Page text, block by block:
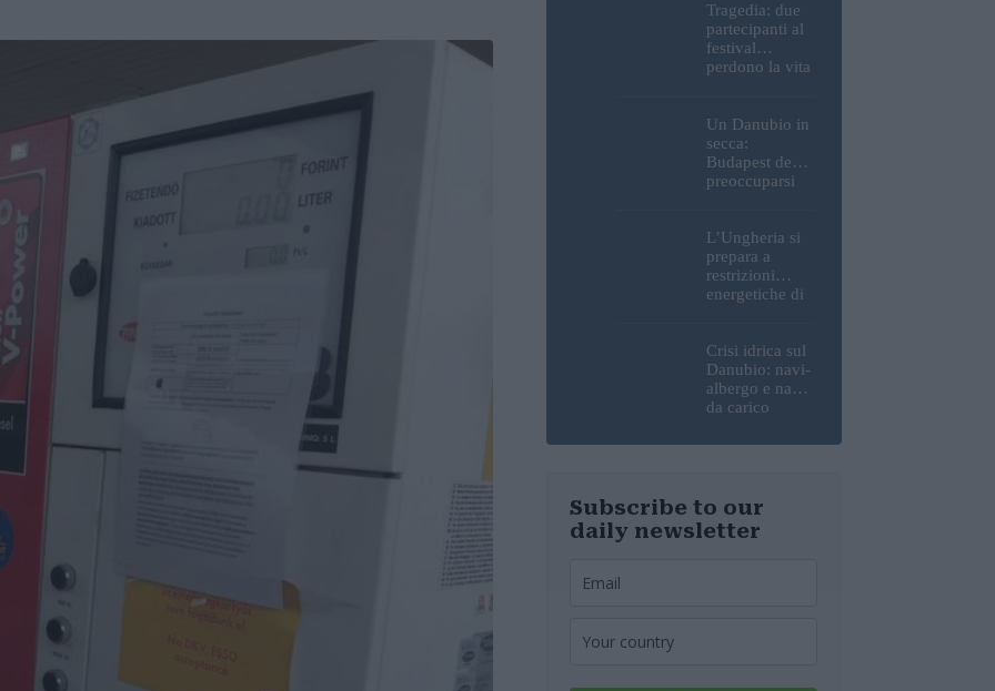
Buda e della
Cittadella
verranno
spente
Tragedia: due
partecipanti al
festival
perdono la vita
Ungheria
Un Danubio in
secca:
Budapest deve
preoccuparsi
mento idrico?
Un esperto
mette in luce
un fatto
L’Ungheria si
prepara a
restrizioni
energetiche di
nucleare di
Paks potrebbe
chiudere
questo fine
Crisi idrica sul
Danubio: navi-
albergo e navi
da carico
Ungheria
Subscribe to our
daily newsletter